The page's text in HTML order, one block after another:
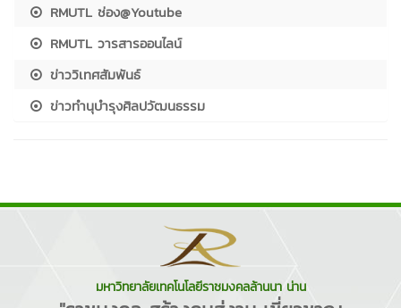
RMUTL ช่อง@Youtube
RMUTL วารสารออนไลน์
ข่าววิเทศสัมพันธ์
ข่าวทำนุบำรุงศิลปวัฒนธรรม
มหาวิทยาลัยเทคโนโลยีราชมงคลล้านนา น่าน